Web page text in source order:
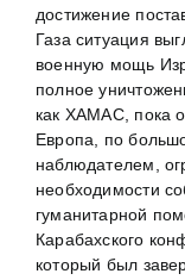
достижение
Газа ситуация
военную мощь
полное
как ХАМАС, пока
Европа, по
наблюдателем,
необходимости
гуманитарной
Карабахского
который был